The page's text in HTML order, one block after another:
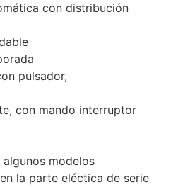
con distribución
pulsador,
con mando interruptor
modelos
la parte eléctica de serie